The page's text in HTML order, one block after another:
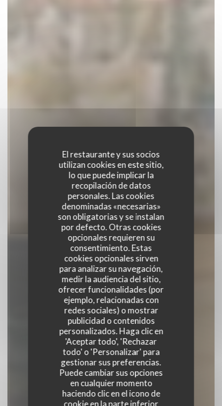
El restaurante y sus socios
utilizan cookies en este sitio,
lo que puede implicar la
recopilación de datos
personales. Las cookies
denominadas «necesarias»
son obligatorias y se instalan
por defecto. Otras cookies
opcionales requieren su
consentimiento. Estas
cookies opcionales sirven
para analizar su navegación,
medir la audiencia del sitio,
ofrecer funcionalidades (por
ejemplo, relacionadas con
redes sociales) o mostrar
publicidad o contenidos
personalizados. Haga clic en
'Aceptar todo', 'Rechazar
todo' o 'Personalizar' para
gestionar sus preferencias.
Puede cambiar sus opciones
en cualquier momento
haciendo clic en el icono de
cookie en la parte inferior
Restaurant Chez Félix
CERVECERÍA|TROYES
RESERVAR UNA MESA